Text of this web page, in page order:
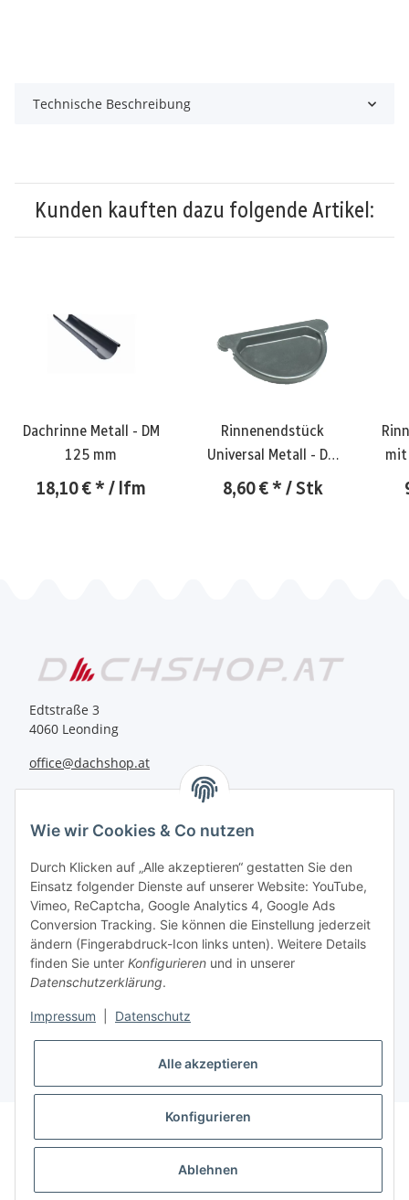
Technische Beschreibung
Kunden kauften dazu folgende Artikel:
Dachrinne Metall - DM
125 mm
18,10 €* / lfm
Rinnenendstück
Universal Metall - DM
125 mm
8,60 €* / Stk
Edtstraße 3
4060 Leonding
office@dachshop.at
Informationen
Sie haben Fragen zu
+43 732 67 37 27
* Alle Preise inkl. gesetzlicher USt., zzgl.
Widerrufsrecht
Wie wir Cookies & Co nutzen
Durch Klicken auf „Alle akzeptieren“ gestatten Sie den
Einsatz folgender Dienste auf unserer Website: YouTube,
Vimeo, ReCaptcha, Google Analytics 4, Google Ads
Conversion Tracking. Sie können die Einstellung jederzeit
ändern (Fingerabdruck-Icon links unten). Weitere Details
finden Sie unter Konfigurieren und in unserer
Datenschutzerklärung.
Impressum Datenschutz
Alle akzeptieren
Konfigurieren
Ablehnen